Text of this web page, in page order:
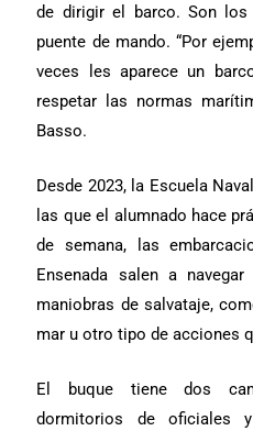
de dirigir el barco. Son los
puente de mando. “Por
veces les aparece un
respetar las normas
Basso.
Desde 2023, la Escuela
las que el alumnado hace
de semana, las
Ensenada salen a
maniobras de salvataje,
mar u otro tipo de acciones
El buque tiene dos
dormitorios de oficiales